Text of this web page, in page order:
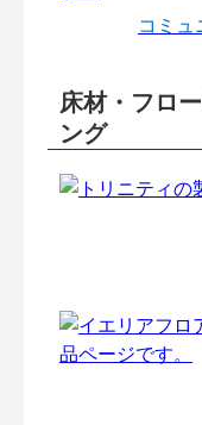
コミュ
床材・フロ
ング